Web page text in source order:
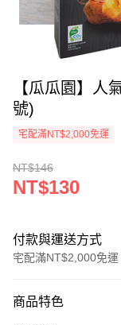
【瓜瓜園】人
號)
宅配滿NT$2,000免運
NT$146
NT$130
付款與運送方式
宅配滿NT$2,000免運
信用卡一次付款
商品特色